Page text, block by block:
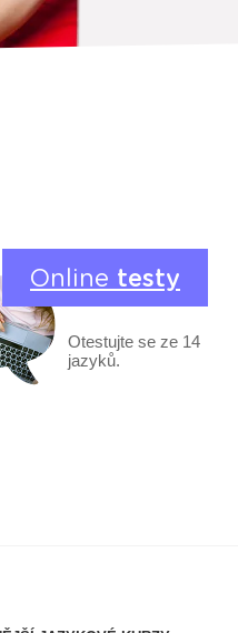
Online testy
Otestujte se ze 14
jazyků.